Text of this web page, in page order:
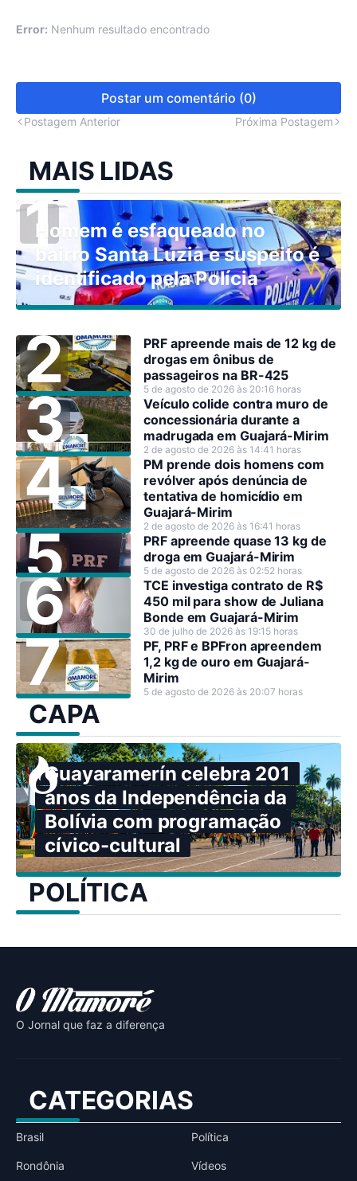
Error: Nenhum resultado encontrado
Postar um comentário (0)
Postagem Anterior Próxima Postagem
MAIS LIDAS
Homem é esfaqueado no
bairro Santa Luzia e suspeito é
identificado pela Polícia
PRF apreende mais de 12 kg de
drogas em ônibus de
passageiros na BR-425
5 de agosto de 2026 às 20:16 horas
Veículo colide contra muro de
concessionária durante a
madrugada em Guajará-Mirim
2 de agosto de 2026 às 14:41 horas
PM prende dois homens com
revólver após denúncia de
tentativa de homicídio em
Guajará-Mirim
2 de agosto de 2026 às 16:41 horas
PRF apreende quase 13 kg de
droga em Guajará-Mirim
5 de agosto de 2026 às 02:52 horas
TCE investiga contrato de R$
450 mil para show de Juliana
Bonde em Guajará-Mirim
30 de julho de 2026 às 19:15 horas
PF, PRF e BPFron apreendem
1,2 kg de ouro em Guajará-
Mirim
5 de agosto de 2026 às 20:07 horas
CAPA
Guayaramerín celebra 201
anos da Independência da
Bolívia com programação
cívico-cultural
POLÍTICA
O Jornal que faz a diferença
CATEGORIAS
Brasil Política
Rondônia Vídeos